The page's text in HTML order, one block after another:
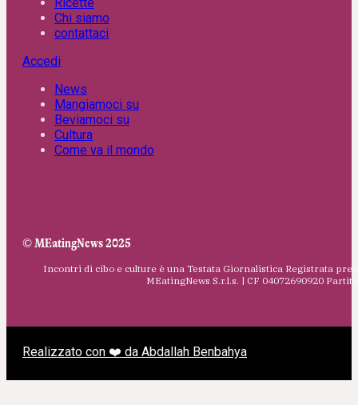
Ricette
Chi siamo
contattaci
Accedi
News
Mangiamoci su
Beviamoci su
Cultura
Come va il mondo
© MEatingNews 2025
Incontri di cibo e culture è una Testata Giornalistica Registrata
MEatingNews S.r.l.s. | CF 04072690920
Realizzato con ❤️ da Abdallah Benbahya